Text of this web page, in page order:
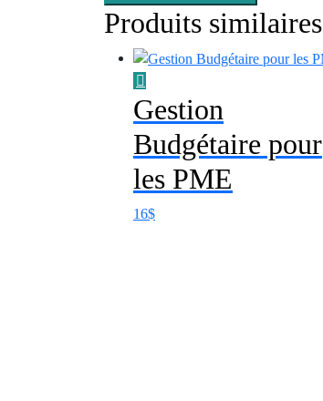
Produits similaires
Gestion
Budgétaire pour
les PME
16$